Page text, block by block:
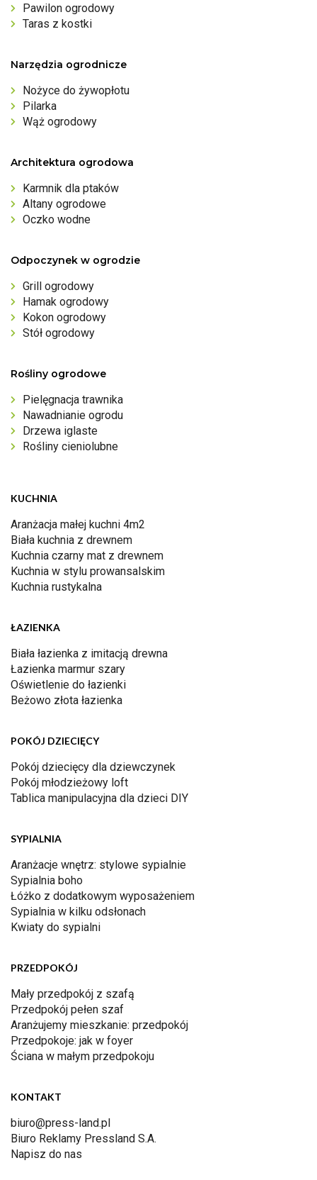
Pawilon ogrodowy
Taras z kostki
Narzędzia ogrodnicze
Nożyce do żywopłotu
Pilarka
Wąż ogrodowy
Architektura ogrodowa
Karmnik dla ptaków
Altany ogrodowe
Oczko wodne
Odpoczynek w ogrodzie
Grill ogrodowy
Hamak ogrodowy
Kokon ogrodowy
Stół ogrodowy
Rośliny ogrodowe
Pielęgnacja trawnika
Nawadnianie ogrodu
Drzewa iglaste
Rośliny cieniolubne
KUCHNIA
Aranżacja małej kuchni 4m2
Biała kuchnia z drewnem
Kuchnia czarny mat z drewnem
Kuchnia w stylu prowansalskim
Kuchnia rustykalna
ŁAZIENKA
Biała łazienka z imitacją drewna
Łazienka marmur szary
Oświetlenie do łazienki
Beżowo złota łazienka
POKÓJ DZIECIĘCY
Pokój dziecięcy dla dziewczynek
Pokój młodzieżowy loft
Tablica manipulacyjna dla dzieci DIY
SYPIALNIA
Aranżacje wnętrz: stylowe sypialnie
Sypialnia boho
Łóżko z dodatkowym wyposażeniem
Sypialnia w kilku odsłonach
Kwiaty do sypialni
PRZEDPOKÓJ
Mały przedpokój z szafą
Przedpokój pełen szaf
Aranżujemy mieszkanie: przedpokój
Przedpokoje: jak w foyer
Ściana w małym przedpokoju
KONTAKT
biuro@press-land.pl
Biuro Reklamy Pressland S.A.
Napisz do nas